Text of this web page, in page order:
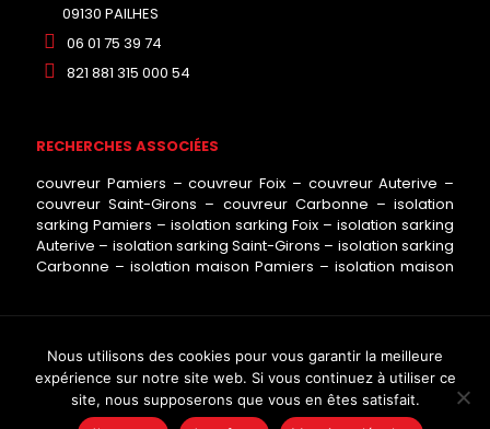
09130 PAILHES
06 01 75 39 74
821 881 315 000 54
RECHERCHES ASSOCIÉES
couvreur Pamiers –couvreur Foix – couvreur Auterive –
couvreur Saint-Girons – couvreur Carbonne –isolation
sarking Pamiers – isolation sarking Foix – isolation sarking
Auterive – isolation sarking Saint-Girons – isolation sarking
Carbonne – isolation maison Pamiers – isolation maison
–zinguerie Carbonne–pose velux Pamiers–pose velux
Foix–pose velux Auterive–pose velux Saint-Girons –
pose velux Carbonne – démoussage toiture Pamiers
démoussage toiture Foix–démoussage toiture Auterive
© Copyright2026 L'HARMONIE DU TOIT. Tous droits réservés
- Site réalisé par :
Agence de
communication Nancy|Mentions légales|Politique de
confidentialité
Nous utilisons des cookies pour vous garantir la meilleure
expérience sur notre site web. Si vous continuez à utiliser ce
site, nous supposerons que vous en êtes satisfait.